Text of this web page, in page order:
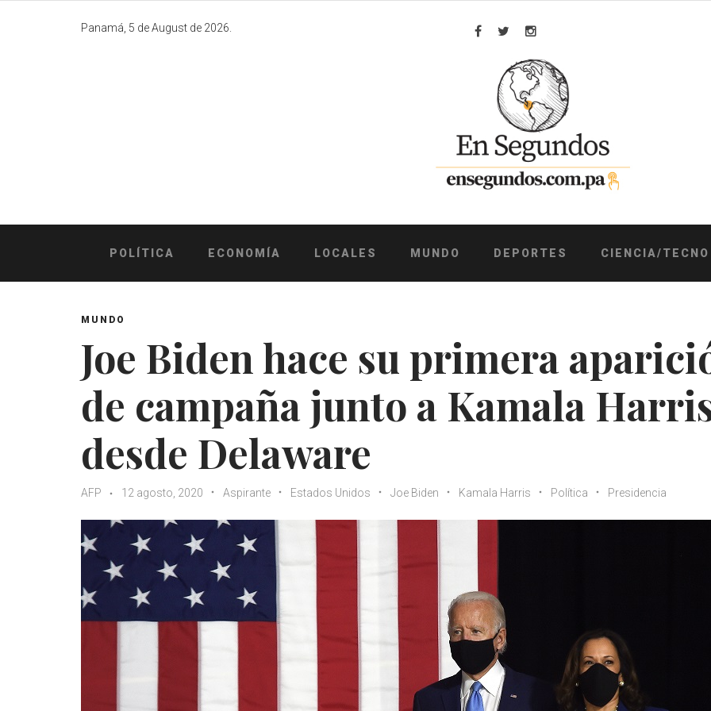
Panamá, 5 de August de 2026.
Facebook
TwitterInstagram
POLÍTICA ECONOMÍA LOCALES MUNDO DEPORTES CIENCIA/TECNO
MUNDO
Joe Biden hace su primera
de campaña junto a Kamala
desde Delaware
AFP 12 agosto, 2020 Aspirante Estados Unidos Joe Biden Kamala Harris Política Presidencia